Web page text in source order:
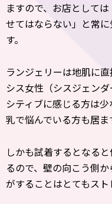
ますので、お店として
せてはならない」と常
す。
ランジェリーは地肌に
シス女性（シスジェン
シティブに感じる方は
乳で悩んでいる方も居ま
しかも試着するとなる
るので、壁の向こう側
がすることはとてもスト